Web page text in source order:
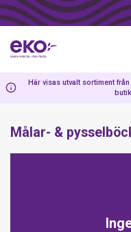
Här visas utvalt sortiment
Målar- &